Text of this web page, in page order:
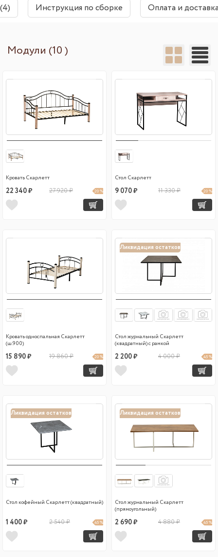
Инструкция по сборке Оплата и
Модули (10 )
Кровать Скарлетт
22 340 ₽ 27 920 ₽ 20 %
Стол Скарлетт
9 070 ₽ 11 330 ₽ 20 %
Кровать односпальная Скарлетт
(ш.900)
15 890 ₽ 19 860 ₽ 20 %
Ликвидация остатков
Стол журнальный Скарлетт
(квадратный) с рамкой
2 200 ₽ 4 000 ₽ 45 %
Ликвидация остатков
Стол кофейный Скарлетт (квадратный)
1 400 ₽ 2 540 ₽ 45 %
Ликвидация остатков
Стол журнальный Скарлетт
(прямоугольный)
2 690 ₽ 4 880 ₽ 45 %